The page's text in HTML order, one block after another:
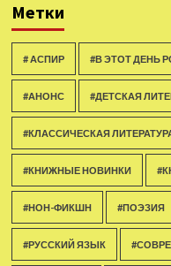
Метки
# АСПИР #В ЭТОТ ДЕНЬ
#АНОНС #ДЕТСКАЯ
#КЛАССИЧЕСКАЯ
#КНИЖНЫЕ НОВИНКИ
#НОН-ФИКШН #ПОЭЗИЯ
#РУССКИЙ ЯЗЫК